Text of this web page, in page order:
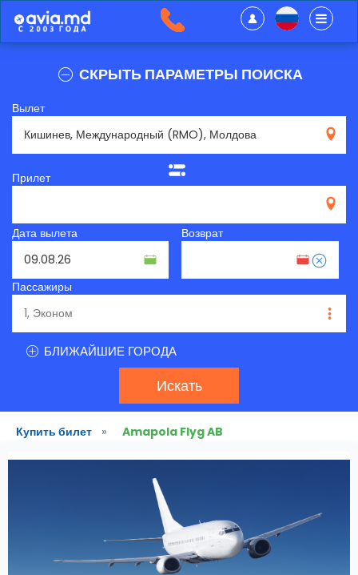
СКРЫТЬ ПАРАМЕТРЫ ПОИСКА
Вылет
Прилет
Дата вылета Возврат
Пассажиры
БЛИЖАЙШИЕ ГОРОДА
Искать
Купить билет » Amapola Flyg AB